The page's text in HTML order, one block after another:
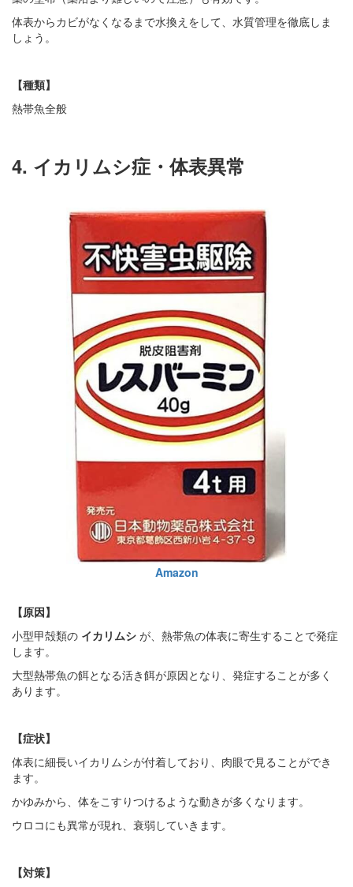
体表からカビがなくなるまで水換えをして、水質管理を徹底しま
しょう。
【種類】
熱帯魚全般
4. イカリムシ症・体表異常
Amazon
【原因】
小型甲殻類の イカリムシ が、熱帯魚の体表に寄生することで発症
します。
大型熱帯魚の餌となる活き餌が原因となり、発症することが多く
あります。
【症状】
体表に細長いイカリムシが付着しており、肉眼で見ることができ
ます。
かゆみから、体をこすりつけるような動きが多くなります。
ウロコにも異常が現れ、衰弱していきます。
【対策】